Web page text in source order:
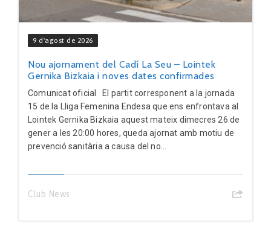
9 d'agost de 2026
Nou ajornament del Cadí La Seu – Lointek
Gernika Bizkaia i noves dates confirmades
Comunicat oficial El partit corresponent a la jornada
15 de la Lliga Femenina Endesa que ens enfrontava al
Lointek Gernika Bizkaia aquest mateix dimecres 26 de
gener a les 20:00 hores, queda ajornat amb motiu de
prevenció sanitària a causa del no...
Club News